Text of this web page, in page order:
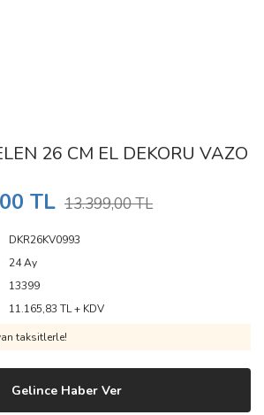
26 CM EL DEKORU VAZO
TL 13.399,00 TL
DKR26KV0993
24 Ay
13399
11.165,83 TL + KDV
taksitlerle!
Gelince Haber Ver